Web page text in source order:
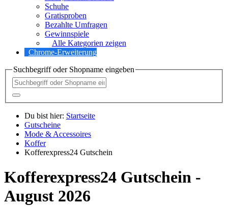
Schuhe
Gratisproben
Bezahlte Umfragen
Gewinnspiele
Alle Kategorien zeigen
Chrome-Erweiterung
Suchbegriff oder Shopname eingeben
Du bist hier: Startseite
Gutscheine
Mode & Accessoires
Koffer
Kofferexpress24 Gutschein
Kofferexpress24 Gutschein -
August 2026